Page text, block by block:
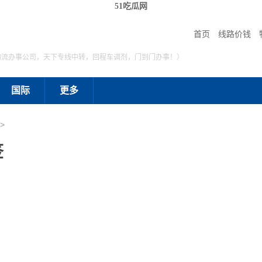
51吃瓜网
首页 线路价钱
办事公司，天下专线中转，回程车调剂，门到门办事！）
国际 更多